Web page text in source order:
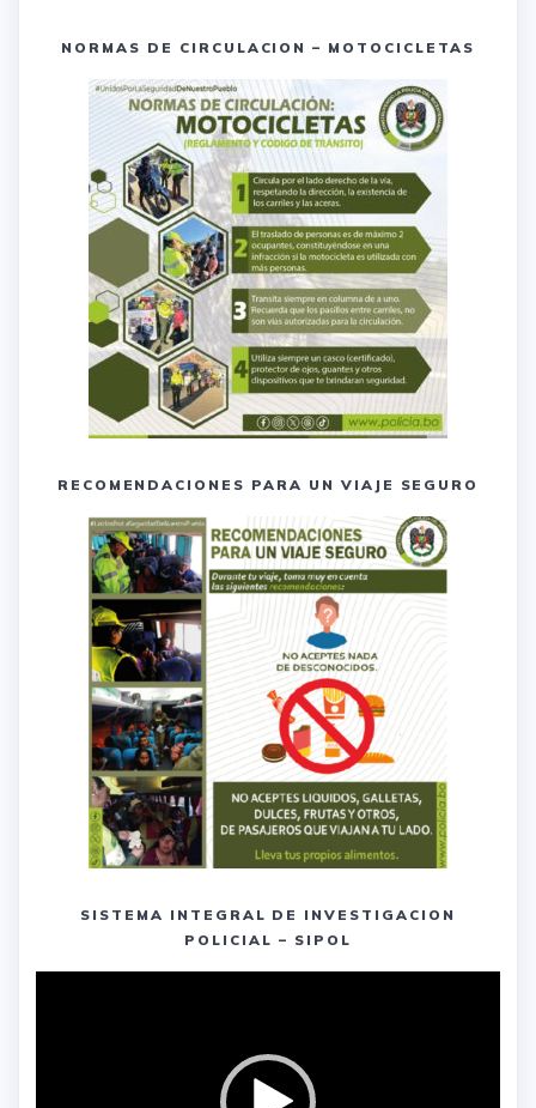
NORMAS DE CIRCULACION – MOTOCICLETAS
RECOMENDACIONES PARA UN VIAJE SEGURO
SISTEMA INTEGRAL DE INVESTIGACION
POLICIAL – SIPOL